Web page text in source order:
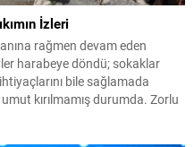
İzleri
rağmen devam eden
harabeye döndü; sokaklar
bile sağlamada
kırılmamış durumda. Zorlu
Dönmesi...